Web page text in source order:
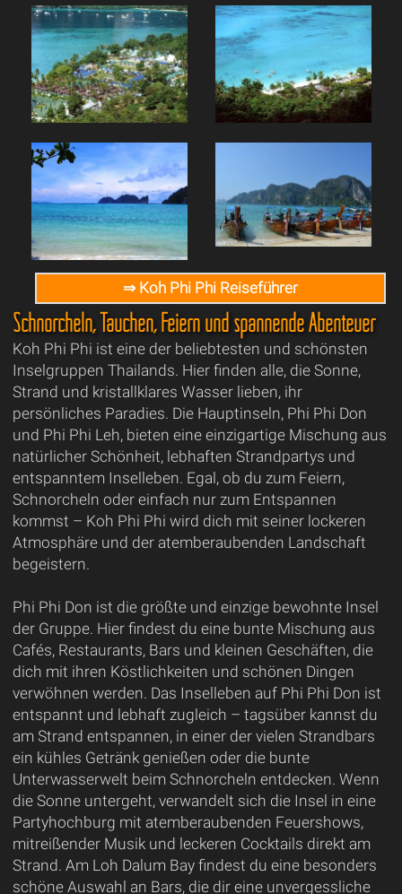
⇒ Koh Phi Phi Reiseführer
Schnorcheln, Tauchen, Feiern und spannende Abenteuer
Koh Phi Phi ist eine der beliebtesten und schönsten
Inselgruppen Thailands. Hier finden alle, die Sonne,
Strand und kristallklares Wasser lieben, ihr
persönliches Paradies. Die Hauptinseln, Phi Phi Don
und Phi Phi Leh, bieten eine einzigartige Mischung aus
natürlicher Schönheit, lebhaften Strandpartys und
entspanntem Inselleben. Egal, ob du zum Feiern,
Schnorcheln oder einfach nur zum Entspannen
kommst – Koh Phi Phi wird dich mit seiner lockeren
Atmosphäre und der atemberaubenden Landschaft
begeistern.
Phi Phi Don ist die größte und einzige bewohnte Insel
der Gruppe. Hier findest du eine bunte Mischung aus
Cafés, Restaurants, Bars und kleinen Geschäften, die
dich mit ihren Köstlichkeiten und schönen Dingen
verwöhnen werden. Das Inselleben auf Phi Phi Don ist
entspannt und lebhaft zugleich – tagsüber kannst du
am Strand entspannen, in einer der vielen Strandbars
ein kühles Getränk genießen oder die bunte
Unterwasserwelt beim Schnorcheln entdecken. Wenn
die Sonne untergeht, verwandelt sich die Insel in eine
Partyhochburg mit atemberaubenden Feuershows,
mitreißender Musik und leckeren Cocktails direkt am
Strand. Am Loh Dalum Bay findest du eine besonders
schöne Auswahl an Bars, die dir eine unvergessliche